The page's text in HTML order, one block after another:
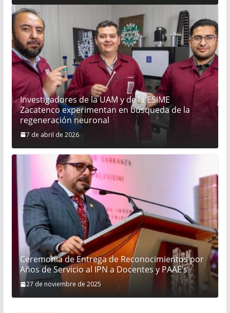
cerveza, por los distintos beneficios a la
economía familiar y nacional
Investigadores de la UAM y de la ESIME
Zacatenco experimentan en búsqueda de la
regeneración neuronal
7 de abril de 2026
Ceremonia de Entrega de Reconocimientos por
Años de Servicio al IPN a Docentes y PAAE’s
27 de noviembre de 2025